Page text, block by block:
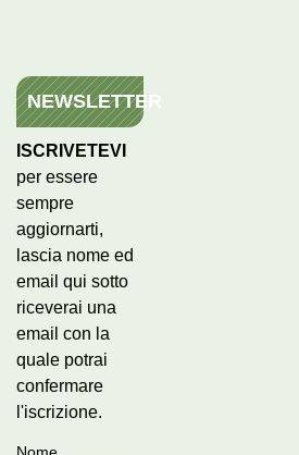
NEWSLETTER
ISCRIVETEVI
per essere
sempre
aggiornarti,
lascia nome ed
email qui sotto
riceverai una
email con la
quale potrai
confermare
l'iscrizione.